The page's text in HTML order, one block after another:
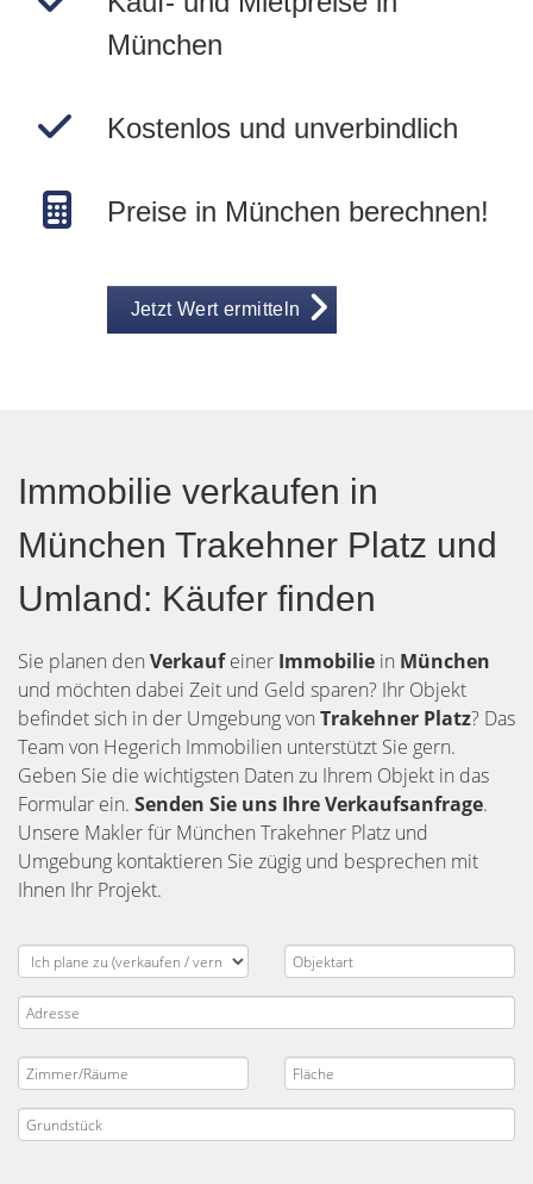
München
Kostenlos und unverbindlich
Preise in München berechnen!
Jetzt Wert ermitteln
Immobilie verkaufen in
München Trakehner Platz und
Umland: Käufer finden
Sie planen den Verkaufeiner Immobilie in München
und möchten dabei Zeit und Geld sparen? Ihr Objekt
befindet sich in der Umgebung von Trakehner Platz? Das
Team von Hegerich Immobilien unterstützt Sie gern.
Geben Sie die wichtigsten Daten zu Ihrem Objekt in das
Formular ein. Senden Sie uns Ihre Verkaufsanfrage.
Unsere Makler für München Trakehner Platz und
Umgebung kontaktieren Sie zügig und besprechen mit
Ihnen Ihr Projekt.